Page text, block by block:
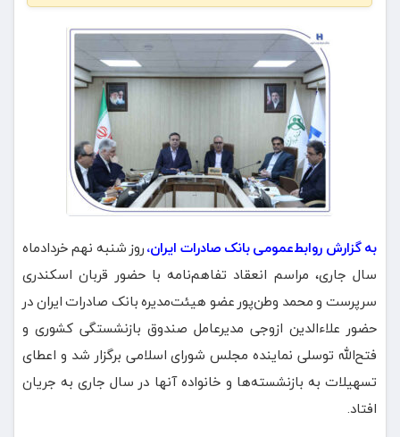
به گزارش روابط‌عمومی بانک صادرات ایران،روز شنبه نهم خردادماه
سال جاری، مراسم انعقاد تفاهم‌نامه با حضور قربان اسکندری
سرپرست و محمد وطن‌پور عضو هیئت‌مدیره بانک صادرات ایران در
حضور علاءالدین ازوجی مدیرعامل صندوق بازنشستگی کشوری و
فتح‌الله توسلی نماینده مجلس شورای اسلامی برگزار شد و اعطای
تسهیلات به بازنشسته‌ها و خانواده آنها در سال جاری به جریان
افتاد.